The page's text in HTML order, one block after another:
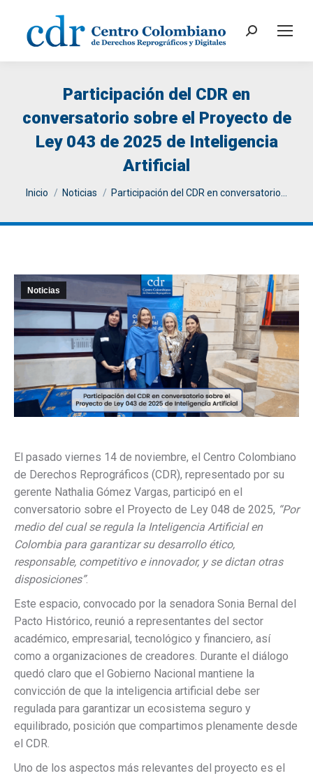
Search:
Participación del CDR en
conversatorio sobre el Proyecto de
Ley 043 de 2025 de Inteligencia
Artificial
You are here:
Inicio Noticias Participación del CDR en conversatorio…
Noticias
El pasado viernes 14 de noviembre, el Centro Colombiano
de Derechos Reprográficos (CDR), representado por su
gerente Nathalia Gómez Vargas, participó en el
conversatorio sobre el Proyecto de Ley 048 de 2025, “Por
medio del cual se regula la Inteligencia Artificial en
Colombia para garantizar su desarrollo ético,
responsable, competitivo e innovador, y se dictan otras
disposiciones”.
Este espacio, convocado por la senadora Sonia Bernal del
Pacto Histórico, reunió a representantes del sector
académico, empresarial, tecnológico y financiero, así
como a organizaciones de creadores. Durante el diálogo
quedó claro que el Gobierno Nacional mantiene la
convicción de que la inteligencia artificial debe ser
regulada para garantizar un ecosistema seguro y
equilibrado, posición que compartimos plenamente desde
el CDR.
Uno de los aspectos más relevantes del proyecto es el